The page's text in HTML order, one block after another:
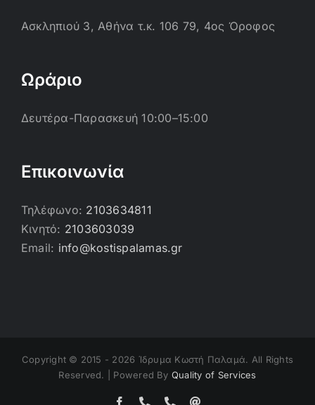
Ασκληπιού 3, Αθήνα τ.κ. 106 79, 4ος Όροφος
Ωράριο
Δευτέρα-Παρασκευή 10:00–15:00
Επικοινωνία
Τηλέφωνο: 2103634811
Κινητό: 2103603039
Email: info@kostispalamas.gr
Copyright © 2015 - 2026 Ίδρυμα Κωστή Παλαμά. All Rights
Reserved. | Powered By Quality of Services
FacebookΤηλέφωνοΤηλέφωνο